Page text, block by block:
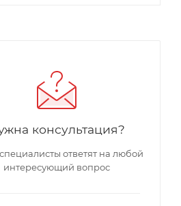
консультация?
ответят на любой
интересующий вопрос